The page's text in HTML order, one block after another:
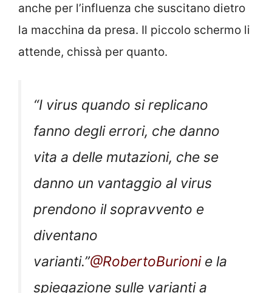
anche per l’influenza che suscitano dietro
la macchina da presa. Il piccolo schermo li
attende, chissà per quanto.
“I virus quando si replicano
fanno degli errori, che danno
vita a delle mutazioni, che se
danno un vantaggio al virus
prendono il sopravvento e
diventano
varianti.”@RobertoBurionie la
spiegazione sulle varianti a